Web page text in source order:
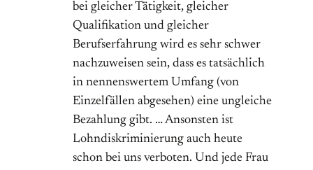
bei gleicher Tätigkeit, gleicher
Qualifikation und gleicher
Berufserfahrung wird es sehr schwer
nachzuweisen sein, dass es tatsächlich
in nennenswertem Umfang (von
Einzelfällen abgesehen) eine ungleiche
Bezahlung gibt. … Ansonsten ist
Lohndiskriminierung auch heute
schon bei uns verboten. Und jede Frau